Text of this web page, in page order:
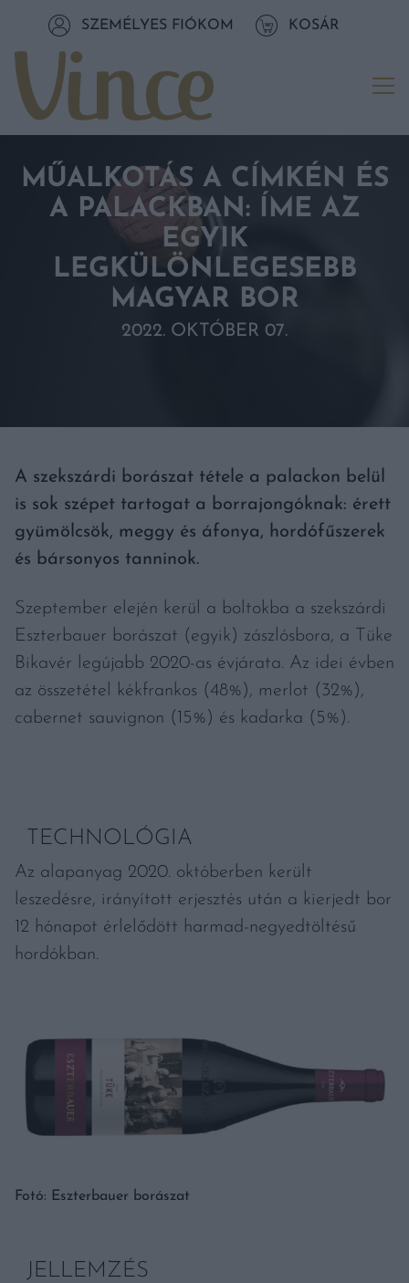
Tovább a tartalomhozSZEMÉLYES FIÓKOM KOSÁR
MŰALKOTÁS A CÍMKÉN ÉS
A PALACKBAN: ÍME AZ
EGYIK
LEGKÜLÖNLEGESEBB
MAGYAR BOR
2022. OKTÓBER 07.
A szekszárdi borászat tétele a palackon belül
is sok szépet tartogat a borrajongóknak: érett
gyümölcsök, meggy és áfonya, hordófűszerek
és bársonyos tanninok.
Szeptember elején kerül a boltokba a szekszárdi
Eszterbauer borászat (egyik) zászlósbora, a Tüke
Bikavér legújabb 2020-as évjárata. Az idei évben
az összetétel kékfrankos (48%), merlot (32%),
cabernet sauvignon (15%) és kadarka (5%).
TECHNOLÓGIA
Az alapanyag 2020. októberben került
leszedésre, irányított erjesztés után a kierjedt bor
12 hónapot érlelődött harmad-negyedtöltésű
hordókban.
Fotó: Eszterbauer borászat
JELLEMZÉS